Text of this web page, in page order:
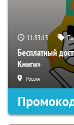
11:53:12
Бесплатный
Книги»
Россия